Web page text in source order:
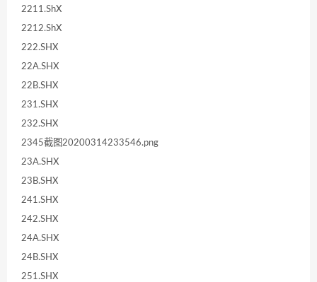
2211.ShX
2212.ShX
222.SHX
22A.SHX
22B.SHX
231.SHX
232.SHX
2345截图20200314233546.png
23A.SHX
23B.SHX
241.SHX
242.SHX
24A.SHX
24B.SHX
251.SHX